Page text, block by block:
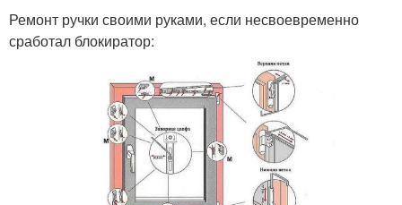
Ремонт ручки своими руками, если несвоевременно
сработал блокиратор: